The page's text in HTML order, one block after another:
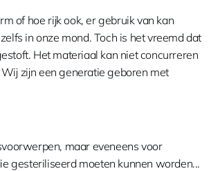
of hoe rijk ook, er gebruik van kan
in onze mond. Toch is het vreemd dat
Het materiaal kan niet concurreren
zijn een generatie geboren met
maar eveneens voor
gesteriliseerd moeten kunnen worden...